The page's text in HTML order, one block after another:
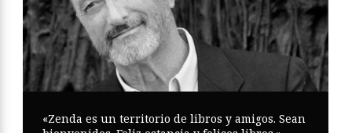
«Zenda es un territorio de libros y amigos. Sean